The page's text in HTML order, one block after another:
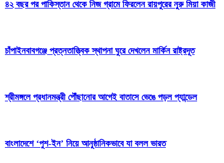
৪২ বছর পর পাকিস্তান থেকে নিজ গ্রামে ফিরলেন রায়পুরের নুরু মিয়া কাজী
চাঁপাইনবাবগঞ্জে প্রত্নতাত্ত্বিক স্থাপনা ঘুরে দেখলেন মার্কিন রাষ্ট্রদূত
শ্রীমঙ্গলে প্রধানমন্ত্রী পৌঁছানোর আগেই বাতাসে ভেঙে পড়ল প্যান্ডেল
বাংলাদেশে ‘পুশ-ইন’ নিয়ে আনুষ্ঠানিকভাবে যা বলল ভারত